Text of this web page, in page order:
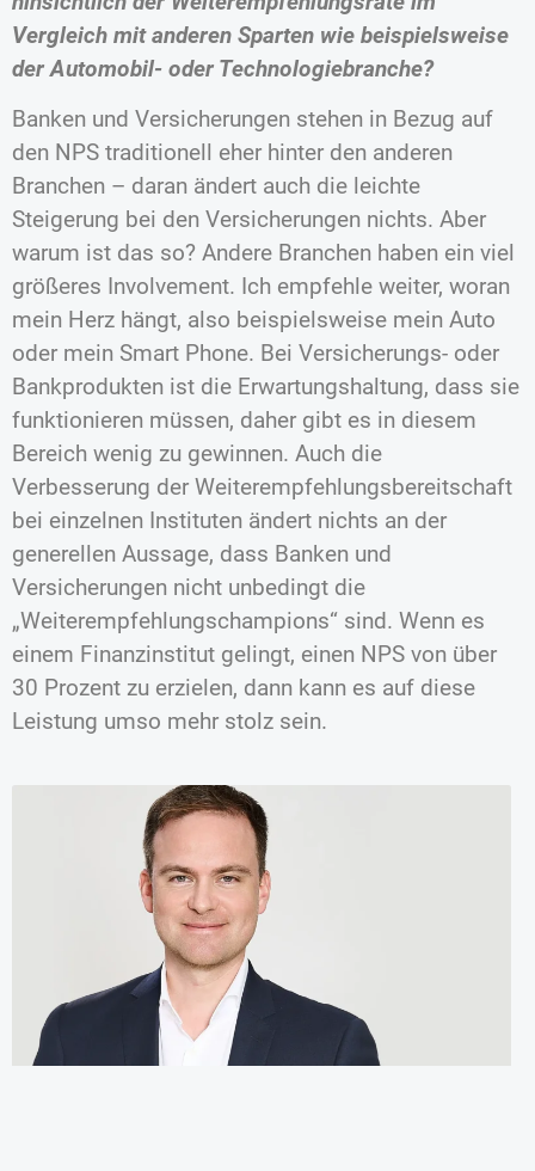
Vergleich mit anderen Sparten wie beispielsweise
der Automobil- oder Technologiebranche?
Banken und Versicherungen stehen in Bezug auf
den NPS traditionell eher hinter den anderen
Branchen – daran ändert auch die leichte
Steigerung bei den Versicherungen nichts. Aber
warum ist das so? Andere Branchen haben ein viel
größeres Involvement. Ich empfehle weiter, woran
mein Herz hängt, also beispielsweise mein Auto
oder mein Smart Phone. Bei Versicherungs- oder
Bankprodukten ist die Erwartungshaltung, dass sie
funktionieren müssen, daher gibt es in diesem
Bereich wenig zu gewinnen. Auch die
Verbesserung der Weiterempfehlungsbereitschaft
bei einzelnen Instituten ändert nichts an der
generellen Aussage, dass Banken und
Versicherungen nicht unbedingt die
„Weiterempfehlungschampions“ sind. Wenn es
einem Finanzinstitut gelingt, einen NPS von über
30 Prozent zu erzielen, dann kann es auf diese
Leistung umso mehr stolz sein.